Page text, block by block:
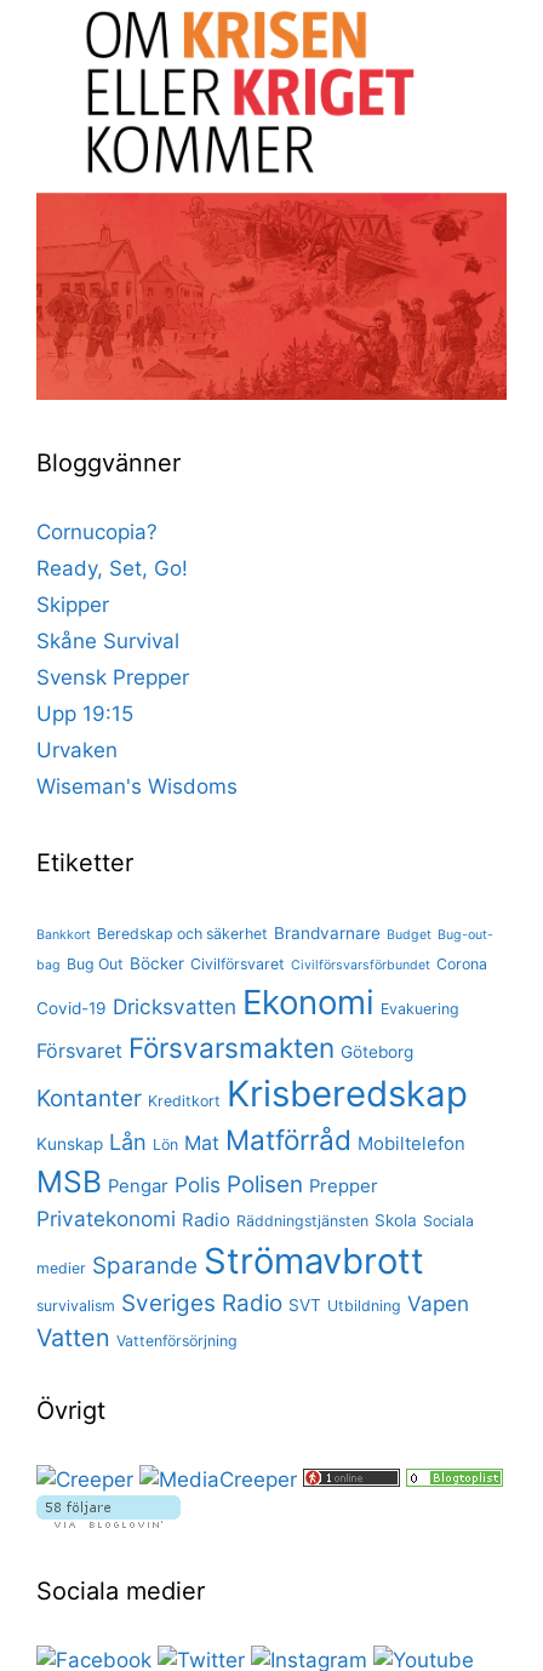
Bloggvänner
Cornucopia?
Ready, Set, Go!
Skipper
Skåne Survival
Svensk Prepper
Upp 19:15
Urvaken
Wiseman's Wisdoms
Etiketter
Bankkort Beredskap och säkerhet Brandvarnare Budget Bug-out-
bag Bug Out Böcker Civilförsvaret Civilförsvarsförbundet Corona
Covid-19 Dricksvatten Ekonomi Evakuering
Försvaret Försvarsmakten Göteborg
Kontanter Kreditkort Krisberedskap
Kunskap Lån Lön Mat Matförråd Mobiltelefon
MSB Pengar Polis Polisen Prepper
Privatekonomi Radio Räddningstjänsten Skola Sociala
medier Sparande Strömavbrott
survivalism Sveriges Radio SVT Utbildning Vapen
Vatten Vattenförsörjning
Övrigt
Sociala medier